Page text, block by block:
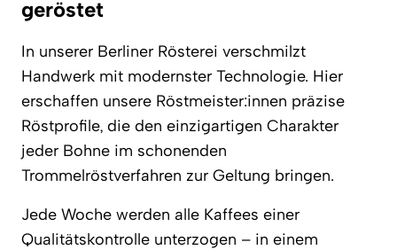
geröstet
In unserer Berliner Rösterei verschmilzt
Handwerk mit modernster Technologie. Hier
erschaffen unsere Röstmeister:innen präzise
Röstprofile, die den einzigartigen Charakter
jeder Bohne im schonenden
Trommelröstverfahren zur Geltung bringen.
Jede Woche werden alle Kaffees einer
Qualitätskontrolle unterzogen – in einem